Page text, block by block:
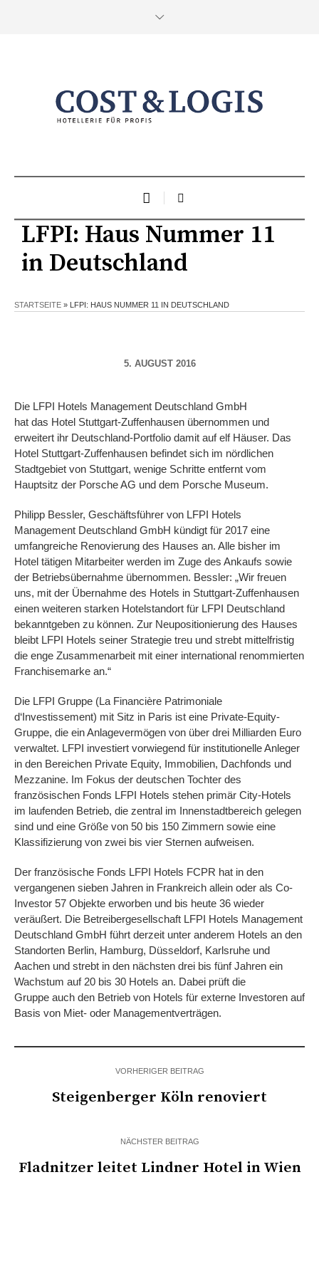
LFPI: Haus Nummer 11
in Deutschland
STARTSEITE » LFPI: HAUS NUMMER 11 IN DEUTSCHLAND
5. AUGUST 2016
Die LFPI Hotels Management Deutschland GmbH
hat das Hotel Stuttgart-Zuffenhausen übernommen und
erweitert ihr Deutschland-Portfolio damit auf elf Häuser. Das
Hotel Stuttgart-Zuffenhausen befindet sich im nördlichen
Stadtgebiet von Stuttgart, wenige Schritte entfernt vom
Hauptsitz der Porsche AG und dem Porsche Museum.
Philipp Bessler, Geschäftsführer von LFPI Hotels
Management Deutschland GmbH kündigt für 2017 eine
umfangreiche Renovierung des Hauses an. Alle bisher im
Hotel tätigen Mitarbeiter werden im Zuge des Ankaufs sowie
der Betriebsübernahme übernommen. Bessler: „Wir freuen
uns, mit der Übernahme des Hotels in Stuttgart-Zuffenhausen
einen weiteren starken Hotelstandort für LFPI Deutschland
bekanntgeben zu können. Zur Neupositionierung des Hauses
bleibt LFPI Hotels seiner Strategie treu und strebt mittelfristig
die enge Zusammenarbeit mit einer international renommierten
Franchisemarke an.“
Die LFPI Gruppe (La Financière Patrimoniale
d‘Investissement) mit Sitz in Paris ist eine Private-Equity-
Gruppe, die ein Anlagevermögen von über drei Milliarden Euro
verwaltet. LFPI investiert vorwiegend für institutionelle Anleger
in den Bereichen Private Equity, Immobilien, Dachfonds und
Mezzanine. Im Fokus der deutschen Tochter des
französischen Fonds LFPI Hotels stehen primär City-Hotels
im laufenden Betrieb, die zentral im Innenstadtbereich gelegen
sind und eine Größe von 50 bis 150 Zimmern sowie eine
Klassifizierung von zwei bis vier Sternen aufweisen.
Der französische Fonds LFPI Hotels FCPR hat in den
vergangenen sieben Jahren in Frankreich allein oder als Co-
Investor 57 Objekte erworben und bis heute 36 wieder
veräußert. Die Betreibergesellschaft LFPI Hotels Management
Deutschland GmbH führt derzeit unter anderem Hotels an den
Standorten Berlin, Hamburg, Düsseldorf, Karlsruhe und
Aachen und strebt in den nächsten drei bis fünf Jahren ein
Wachstum auf 20 bis 30 Hotels an. Dabei prüft die
Gruppe auch den Betrieb von Hotels für externe Investoren auf
Basis von Miet- oder Managementverträgen.
VORHERIGER BEITRAG
Steigenberger Köln renoviert
NÄCHSTER BEITRAG
Fladnitzer leitet Lindner Hotel in Wien